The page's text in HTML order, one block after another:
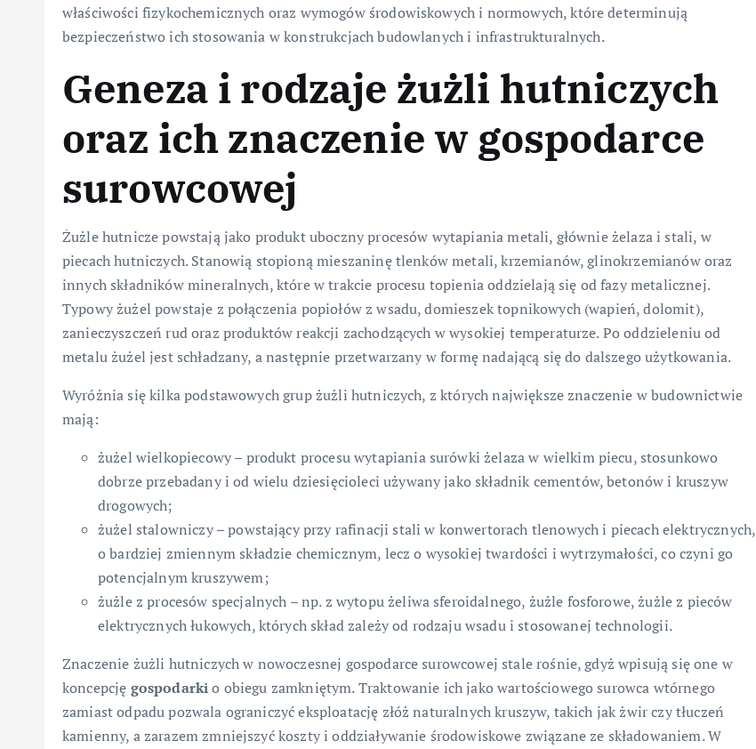
właściwości fizykochemicznych oraz wymogów środowiskowych i normowych, które determinują
bezpieczeństwo ich stosowania w konstrukcjach budowlanych i infrastrukturalnych.
Geneza i rodzaje żużli hutniczych
oraz ich znaczenie w gospodarce
surowcowej
Żużle hutnicze powstają jako produkt uboczny procesów wytapiania metali, głównie żelaza i stali, w
piecach hutniczych. Stanowią stopioną mieszaninę tlenków metali, krzemianów, glinokrzemianów oraz
innych składników mineralnych, które w trakcie procesu topienia oddzielają się od fazy metalicznej.
Typowy żużel powstaje z połączenia popiołów z wsadu, domieszek topnikowych (wapień, dolomit),
zanieczyszczeń rud oraz produktów reakcji zachodzących w wysokiej temperaturze. Po oddzieleniu od
metalu żużel jest schładzany, a następnie przetwarzany w formę nadającą się do dalszego użytkowania.
Wyróżnia się kilka podstawowych grup żużli hutniczych, z których największe znaczenie w budownictwie
mają:
żużel wielkopiecowy – produkt procesu wytapiania surówki żelaza w wielkim piecu, stosunkowo
dobrze przebadany i od wielu dziesięcioleci używany jako składnik cementów, betonów i kruszyw
drogowych;
żużel stalowniczy – powstający przy rafinacji stali w konwertorach tlenowych i piecach elektrycznych,
o bardziej zmiennym składzie chemicznym, lecz o wysokiej twardości i wytrzymałości, co czyni go
potencjalnym kruszywem;
żużle z procesów specjalnych – np. z wytopu żeliwa sferoidalnego, żużle fosforowe, żużle z pieców
elektrycznych łukowych, których skład zależy od rodzaju wsadu i stosowanej technologii.
Znaczenie żużli hutniczych w nowoczesnej gospodarce surowcowej stale rośnie, gdyż wpisują się one w
koncepcję gospodarkio obiegu zamkniętym. Traktowanie ich jako wartościowego surowca wtórnego
zamiast odpadu pozwala ograniczyć eksploatację złóż naturalnych kruszyw, takich jak żwir czy tłuczeń
kamienny, a zarazem zmniejszyć koszty i oddziaływanie środowiskowe związane ze składowaniem. W